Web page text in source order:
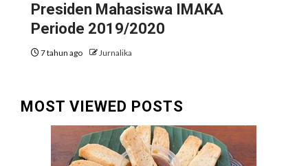
Presiden Mahasiswa IMAKA
Periode 2019/2020
7 tahun ago Jurnalika
MOST VIEWED POSTS